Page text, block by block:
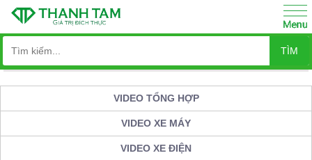
TÌM
VIDEO TỔNG HỢP
VIDEO XE MÁY
VIDEO XE ĐIỆN